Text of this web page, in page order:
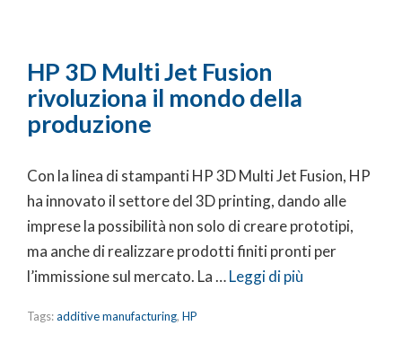
HP 3D Multi Jet Fusion
rivoluziona il mondo della
produzione
Con la linea di stampanti HP 3D Multi Jet Fusion, HP
ha innovato il settore del 3D printing, dando alle
imprese la possibilità non solo di creare prototipi,
ma anche di realizzare prodotti finiti pronti per
l’immissione sul mercato. La …Leggi di più
Tags:additive manufacturing, HP